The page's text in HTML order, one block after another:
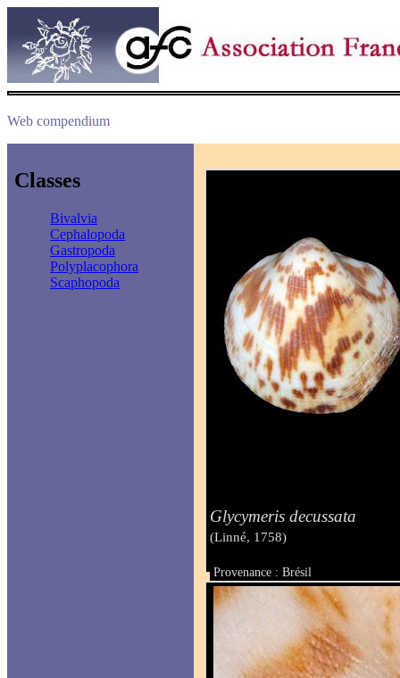
Web compendium
Classes
Bivalvia
Cephalopoda
Gastropoda
Polyplacophora
Scaphopoda
Glycymeris decussata
(Linné, 1758)
Provenance : Brésil
Taille : 41 mm